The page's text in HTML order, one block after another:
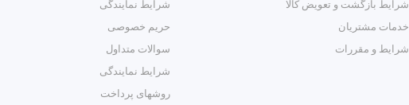
شرایط بازگشت و تعویض کالا
خدمات مشتریان
شرایط و مقررات
شرایط نمایندگی
حریم خصوصی
سوالات متداول
شرایط نمایندگی
روشهای پرداخت